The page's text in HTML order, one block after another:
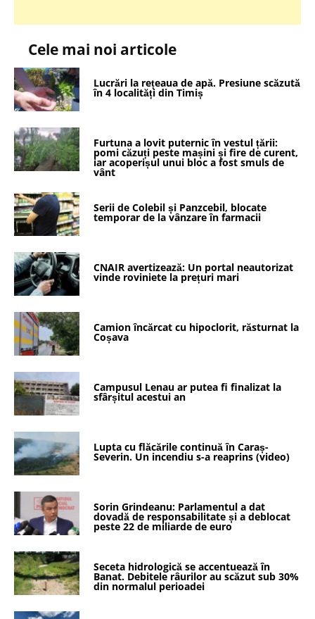
Cele mai noi articole
Lucrări la rețeaua de apă. Presiune scăzută
în 4 localități din Timiș
Furtuna a lovit puternic în vestul țării:
pomi căzuți peste mașini și fire de curent,
iar acoperișul unui bloc a fost smuls de
vânt
Serii de Colebil și Panzcebil, blocate
temporar de la vânzare în farmacii
CNAIR avertizează: Un portal neautorizat
vinde roviniete la prețuri mari
Camion încărcat cu hipoclorit, răsturnat la
Coșava
Campusul Lenau ar putea fi finalizat la
sfârșitul acestui an
Lupta cu flăcările continuă în Caraș-
Severin. Un incendiu s-a reaprins (video)
Sorin Grindeanu: Parlamentul a dat
dovadă de responsabilitate și a deblocat
peste 22 de miliarde de euro
Seceta hidrologică se accentuează în
Banat. Debitele râurilor au scăzut sub 30%
din normalul perioadei